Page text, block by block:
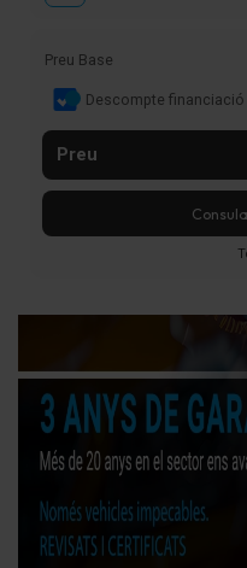
Preu Base
Descompte financiació
Preu